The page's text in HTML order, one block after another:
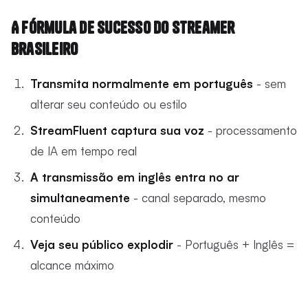
A Fórmula de Sucesso do Streamer
Brasileiro
Transmita normalmente em português - sem
alterar seu conteúdo ou estilo
StreamFluent captura sua voz - processamento
de IA em tempo real
A transmissão em inglês entra no ar
simultaneamente - canal separado, mesmo
conteúdo
Veja seu público explodir - Português + Inglês =
alcance máximo